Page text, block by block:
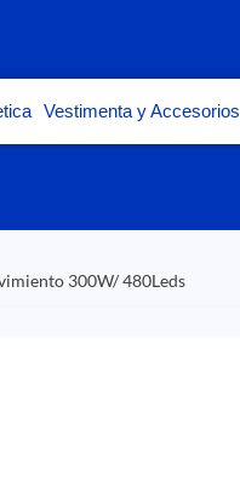
Vestimenta y Accesorios
300W/ 480Leds